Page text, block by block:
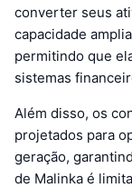
converter seus
capacidade
permitindo que
sistemas
Além disso, os
projetados para
geração,
de Malinka é